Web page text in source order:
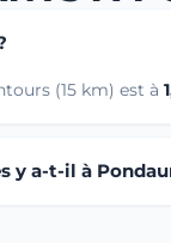
(15 km) est à
y a-t-il à